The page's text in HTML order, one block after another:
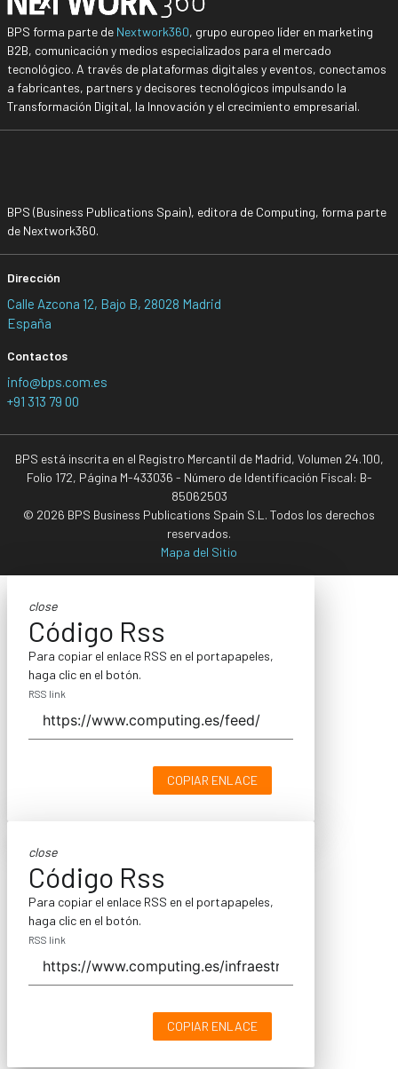
BPS forma parte de Nextwork360, grupo europeo líder en marketing
B2B, comunicación y medios especializados para el mercado
tecnológico. A través de plataformas digitales y eventos, conectamos
a fabricantes, partners y decisores tecnológicos impulsando la
Transformación Digital, la Innovación y el crecimiento empresarial.
BPS (Business Publications Spain), editora de Computing, forma parte
de Nextwork360.
Dirección
Calle Azcona 12, Bajo B, 28028 Madrid
España
Contactos
info@bps.com.es
+91 313 79 00
BPS está inscrita en el Registro Mercantil de Madrid, Volumen 24.100,
Folio 172, Página M-433036 - Número de Identificación Fiscal: B-
85062503
© 2026 BPS Business Publications Spain S.L. Todos los derechos
reservados.
Mapa del Sitio
close
Código Rss
Para copiar el enlace RSS en el portapapeles,
haga clic en el botón.
RSS link
COPIAR ENLACE
close
Código Rss
Para copiar el enlace RSS en el portapapeles,
haga clic en el botón.
RSS link
COPIAR ENLACE